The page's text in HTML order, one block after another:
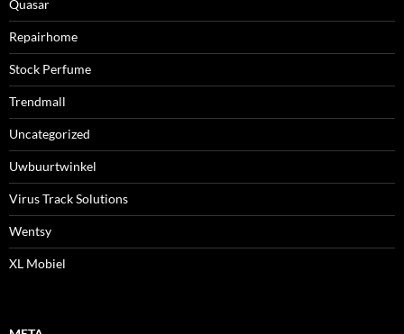
Quasar
Repairhome
Stock Perfume
Trendmall
Uncategorized
Uwbuurtwinkel
Virus Track Solutions
Wentsy
XL Mobiel